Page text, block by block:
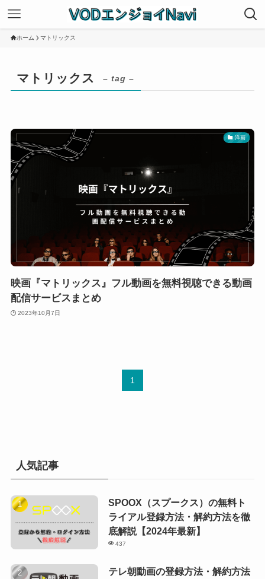
ホーム マトリックス
マトリックス – tag –
洋画
映画『マトリックス』フル動画を無料視聴できる動画
配信サービスまとめ
2023年10月7日
1
人気記事
SPOOX（スプークス）の無料ト
ライアル登録方法・解約方法を徹
底解説【2024年最新】
437
テレ朝動画の登録方法・解約方法